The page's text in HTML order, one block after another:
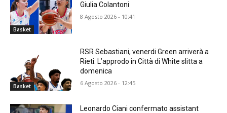
Basket
Giulia Colantoni
8 Agosto 2026 - 10:41
Basket
RSR Sebastiani, venerdi Green arriverà a
Rieti. L’approdo in Città di White slitta a
domenica
6 Agosto 2026 - 12:45
Leonardo Ciani confermato assistant